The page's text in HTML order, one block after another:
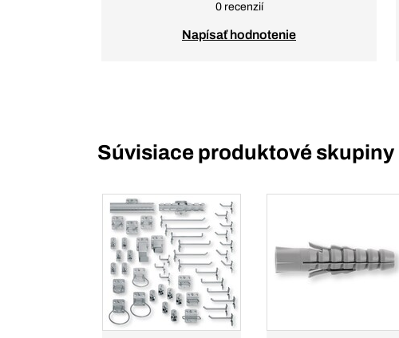
0 recenzií
Napísať hodnotenie
Súvisiace produktové skupiny